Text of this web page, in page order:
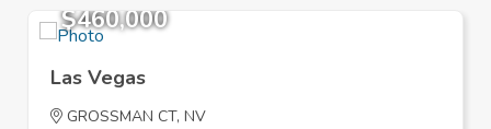
$460,000
Las Vegas
GROSSMAN CT, NV